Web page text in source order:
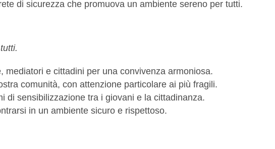
di sicurezza che promuova un ambiente sereno per tutti.
mediatori e cittadini per una convivenza armoniosa.
comunità, con attenzione particolare ai più fragili.
di sensibilizzazione tra i giovani e la cittadinanza.
in un ambiente sicuro e rispettoso.